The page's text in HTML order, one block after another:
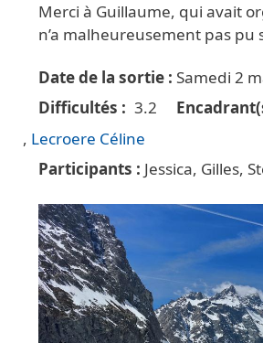
Merci à Guillaume, qui avait
n’a malheureusement pas pu
Date de la sortie Samedi 2
Difficultés
3.2
Lecroere Céline
Participants
Jessica, Gilles,